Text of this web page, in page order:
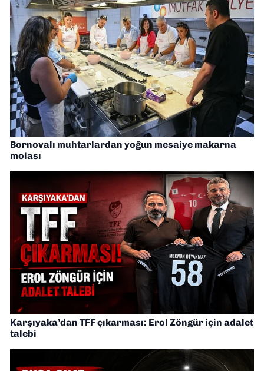
Bornovalı muhtarlardan yoğun mesaiye makarna
molası
Karşıyaka’dan TFF çıkarması: Erol Zöngür için adalet
talebi